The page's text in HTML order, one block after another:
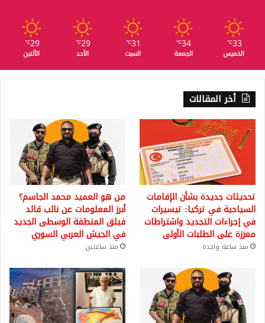
33
℃
الخميس
34
℃
الجمعة
31
℃
السبت
29
℃
الأحد
29
℃
الأثنين
أخر المقالات
تحديثات جديدة بشأن الإقامات
السياحية في تركيا: تيسيرات
في إجراءات التجديد واشتراطات
معززة على الطلبات الأولى
منذ ساعة واحدة
من هو العميد محمد الجاسم؟
أبرز المعلومات عن نائب قائد
فيلق المنطقة الوسطى الجديد
في الجيش العربي السوري
منذ ساعتين